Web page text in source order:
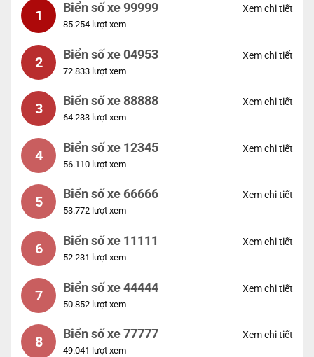
1 Biển số xe 99999
85.254 lượt xem
Xem chi tiết
2 Biển số xe 04953
72.833 lượt xem
Xem chi tiết
3 Biển số xe 88888
64.233 lượt xem
Xem chi tiết
4 Biển số xe 12345
56.110 lượt xem
Xem chi tiết
5 Biển số xe 66666
53.772 lượt xem
Xem chi tiết
6 Biển số xe 11111
52.231 lượt xem
Xem chi tiết
7 Biển số xe 44444
50.852 lượt xem
Xem chi tiết
8 Biển số xe 77777
49.041 lượt xem
Xem chi tiết